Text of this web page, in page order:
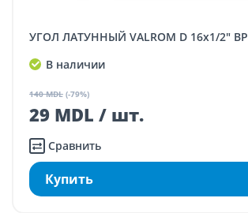
УГОЛ ЛАТУННЫЙ VALROM D 16x1/2" ВР
В наличии
140 MDL (-79%)
29 MDL / шт.
Сравнить
Купить